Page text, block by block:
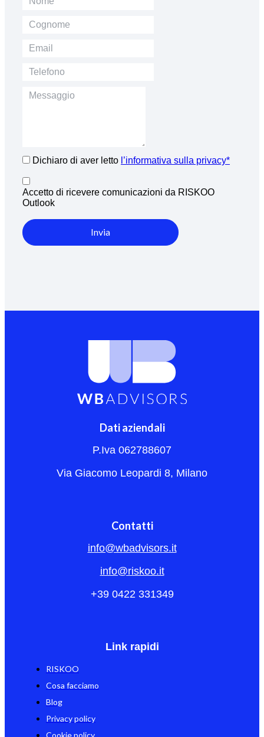
Dichiaro di aver letto l’informativa sulla privacy*
Accetto di ricevere comunicazioni da RISKOO
Outlook
Invia
Dati aziendali
P.Iva 062788607
Via Giacomo Leopardi 8, Milano
Contatti
info@wbadvisors.it
info@riskoo.it
+39 0422 331349
Link rapidi
RISKOO
Cosa facciamo
Blog
Privacy policy